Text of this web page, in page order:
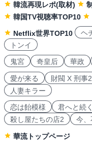
韓流再現レポ(取材)
韓国TV視聴率TOP10
Netflix世界TOP10
ヘ
トンイ
鬼宮
奇皇后 華政
愛が来る 財閥 X 刑事2
人妻キラー
恋は飴模様
君へと続
殺し屋たちの店2
今、
華流トップページ